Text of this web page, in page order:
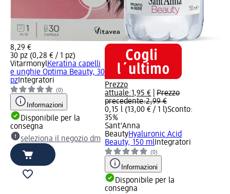
8,29 €
30 pz (0,28 € / 1 pz)
VitarmonylKeratina capelli
e unghie Optima Beauty, 30
pzIntegratori
(0)
Informazioni
Disponibile per la
consegna
seleziona il negozio dm
Prezzo
attuale:1,95 € |Prezzo
precedente:2,99 €
0,15 l (13,00 € / 1 l)Sconto:
35%
Sant'Anna
BeautyHyaluronic Acid
Beauty, 150 mlIntegratori
(0)
Informazioni
Disponibile per la
consegna